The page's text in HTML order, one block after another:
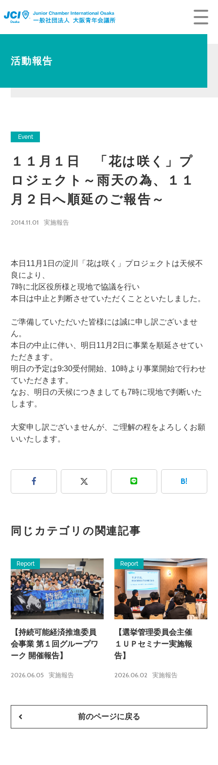
活動報告
Event
１１月１日 「花は咲く」プ
ロジェクト～雨天の為、１１
月２日へ順延のご報告～
2014.11.01 実施報告
本日11月1日の淀川「花は咲く」プロジェクトは天候不
良により、
7時に北区役所様と現地で協議を行い
本日は中止と判断させていただくことといたしました。
ご準備していただいた皆様には誠に申し訳ございませ
ん。
本日の中止に伴い、明日11月2日に事業を順延させてい
ただきます。
明日の予定は9:30受付開始、10時より事業開始で行わせ
ていただきます。
なお、明日の天候につきましても7時に現地で判断いた
します。
大変申し訳ございませんが、ご理解の程をよろしくお願
いいたします。
B!
同じカテゴリの関連記事
Report
【持続可能経済推進委員
会事業 第１回グループワ
ーク 開催報告】
2026.06.05 実施報告
Report
【選挙管理委員会主催
１ＵＰセミナー実施報
告】
2026.06.02 実施報告
前のページに戻る